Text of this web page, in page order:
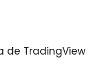
de TradingView